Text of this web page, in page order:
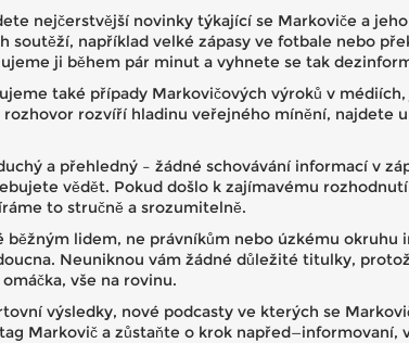
nejčerstvější novinky týkající se Markoviče a
soutěží, například velké zápasy ve fotbale nebo
ji během pár minut a vyhnete se tak
také případy Markovičových výroků v
rozhovor rozvíří hladinu veřejného mínění,
a přehledný – žádné schovávání informací v
vědět. Pokud došlo k zajímavému
to stručně a srozumitelně.
běžným lidem, ne právníkům nebo úzkému
Neuniknou vám žádné důležité titulky,
vše na rovinu.
výsledky, nové podcasty ve kterých se
Markovič a zůstaňte o krok